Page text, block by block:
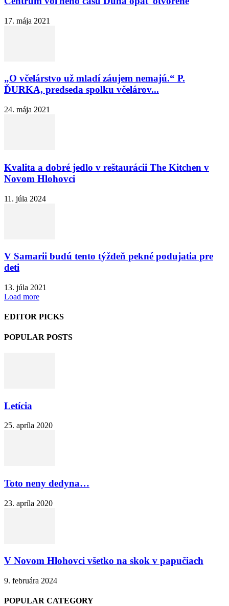
17. mája 2021
„O včelárstvo už mladí záujem nemajú.“ P.
ĎURKA, predseda spolku včelárov...
24. mája 2021
Kvalita a dobré jedlo v reštaurácii The Kitchen v
Novom Hlohovci
11. júla 2024
V Samarii budú tento týždeň pekné podujatia pre
deti
13. júla 2021
Load more
EDITOR PICKS
POPULAR POSTS
Letícia
25. apríla 2020
Toto neny dedyna…
23. apríla 2020
V Novom Hlohovci všetko na skok v papučiach
9. februára 2024
POPULAR CATEGORY